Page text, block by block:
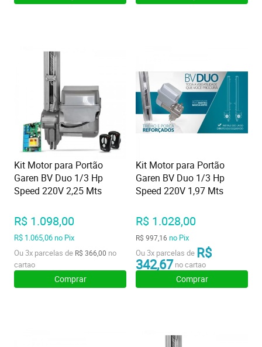
Kit Motor para Portão
Garen BV Duo 1/3 Hp
Speed 220V 2,25 Mts
R$ 1.098,00
R$ 1.065,06no Pix
Ou3x parcelas de R$ 366,00 no
cartao
Comprar
Kit Motor para Portão
Garen BV Duo 1/3 Hp
Speed 220V 1,97 Mts
R$ 1.028,00
R$ 997,16 no Pix
Ou3x parcelas de R$
342,67no cartao
Comprar